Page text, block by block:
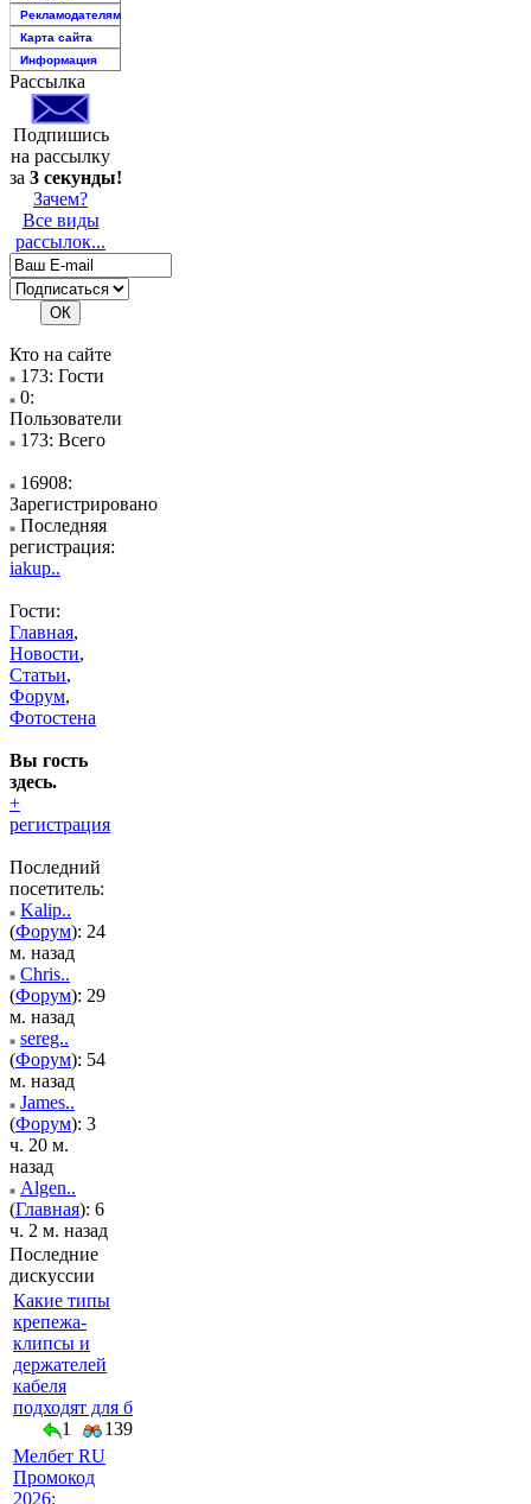
Рекламодателям
Карта сайта
Информация
Рассылка
Подпишись
на рассылку
за 3 секунды!
Зачем?
Все виды
рассылок...
Кто на сайте
173: Гости
0:
Пользователи
173: Всего
16908:
Зарегистрировано
Последняя
регистрация:
iakup..
Гости:
Главная,
Новости,
Статьи,
Форум,
Фотостена
Вы гость
здесь.
+
регистрация
Последний
посетитель:
Kalip..
(Форум): 24
м. назад
Chris..
(Форум): 29
м. назад
sereg..
(Форум): 54
м. назад
James..
(Форум): 3
ч. 20 м.
назад
Algen..
(Главная): 6
ч. 2 м. назад
Последние
дискуссии
Какие типы
крепежа-
клипсы и
держателей
кабеля
подходят для б
1
139
Мелбет RU
Промокод
2026: